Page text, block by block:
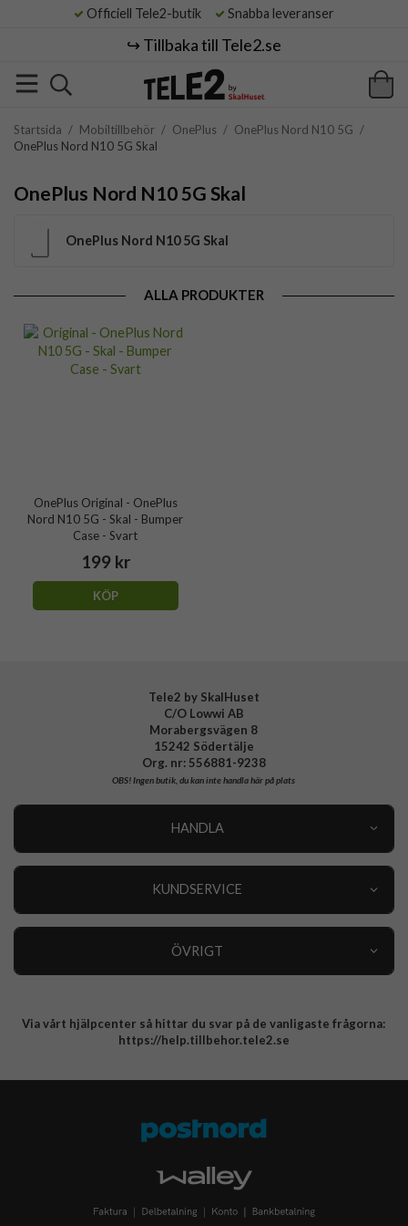
Officiell Tele2-butik Snabba leveranser
↪️ Tillbaka till Tele2.se
Startsida / Mobiltillbehör / OnePlus / OnePlus Nord N10 5G /
OnePlus Nord N10 5G Skal
OnePlus Nord N10 5G Skal
OnePlus Nord N10 5G Skal
ALLA PRODUKTER
OnePlus Original - OnePlus
Nord N10 5G - Skal - Bumper
Case - Svart
199 kr
KÖP
Tele2 by SkalHuset
C/O Lowwi AB
Morabergsvägen 8
15242 Södertälje
Org. nr: 556881-9238
OBS!Ingen butik, du kan inte handla här på plats
HANDLA
KUNDSERVICE
ÖVRIGT
Integritetspolicy
Via vårt hjälpcenter så hittar du svar på de vanligaste frågorna:
https://help.tillbehor.tele2.se